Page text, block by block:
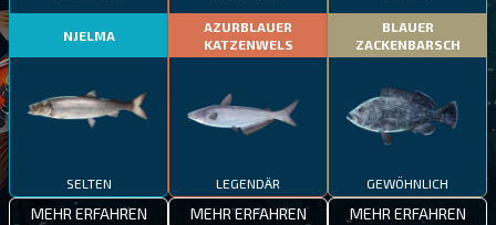
NJELMA
SELTEN
MEHR ERFAHREN
AZURBLAUER
KATZENWELS
LEGENDÄR
MEHR ERFAHREN
BLAUER
ZACKENBARSCH
GEWÖHNLICH
MEHR ERFAHREN